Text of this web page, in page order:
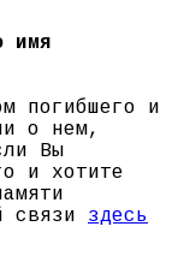
имя
погибшего и
о нем,
Вы
и хотите
связи здесь